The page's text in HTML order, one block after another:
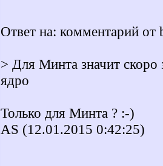
Ответ на: комментарий
> Для Минта значит скоро
ядро
Только для Минта ? :-)
AS (12.01.2015 0:42:25)